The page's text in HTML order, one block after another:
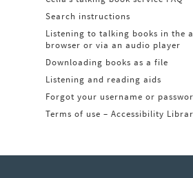
Search instructions
Listening to talking books in the
browser or via an audio player
Downloading books as a file
Listening and reading aids
Forgot your username or
Terms of use – Accessibility